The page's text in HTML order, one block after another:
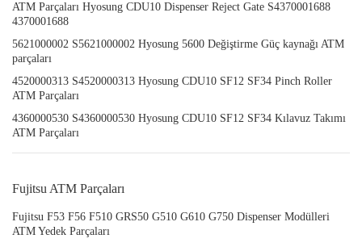
ATM Parçaları Hyosung CDU10 Dispenser Reject Gate S4370001688
4370001688
5621000002 S5621000002 Hyosung 5600 Değiştirme Güç kaynağı ATM
parçaları
4520000313 S4520000313 Hyosung CDU10 SF12 SF34 Pinch Roller
ATM Parçaları
4360000530 S4360000530 Hyosung CDU10 SF12 SF34 Kılavuz Takımı
ATM Parçaları
Fujitsu ATM Parçaları
Fujitsu F53 F56 F510 GRS50 G510 G610 G750 Dispenser Modülleri
ATM Yedek Parçaları